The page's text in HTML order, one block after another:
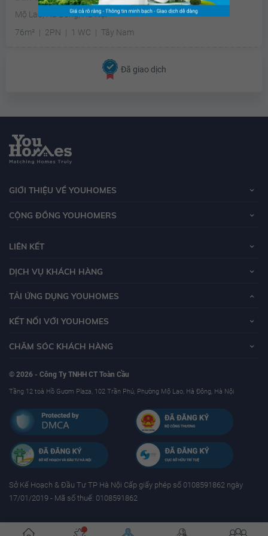
Mộ Lao, Hà Đông, Hà Nội
76m²
2PN 1 WC Tây Nam
Đã giao dịch
GIỚI THIỆU VỀ YOUHOMES
CỘNG ĐỒNG YOUHOMERS
LIÊN KẾT
DỊCH VỤ KHÁCH HÀNG
TẢI ỨNG DỤNG YOUHOMES
KẾT NỐI VỚI YOUHOMES
CHĂM SÓC KHÁCH HÀNG
© 2026 - Công Ty TNHH CT Toàn Cầu
Tầng 12 toà Hồ Gươm Plaza, 102 Trần Phú, Phường Mộ Lao, Hà Đông, Hà Nội
Sở Kế Hoạch & Ðầu Tư TP Hà Nội Cấp giấy phép số 0108591862 ngày
17/01/2019 - Mã số thuế: 0108591862